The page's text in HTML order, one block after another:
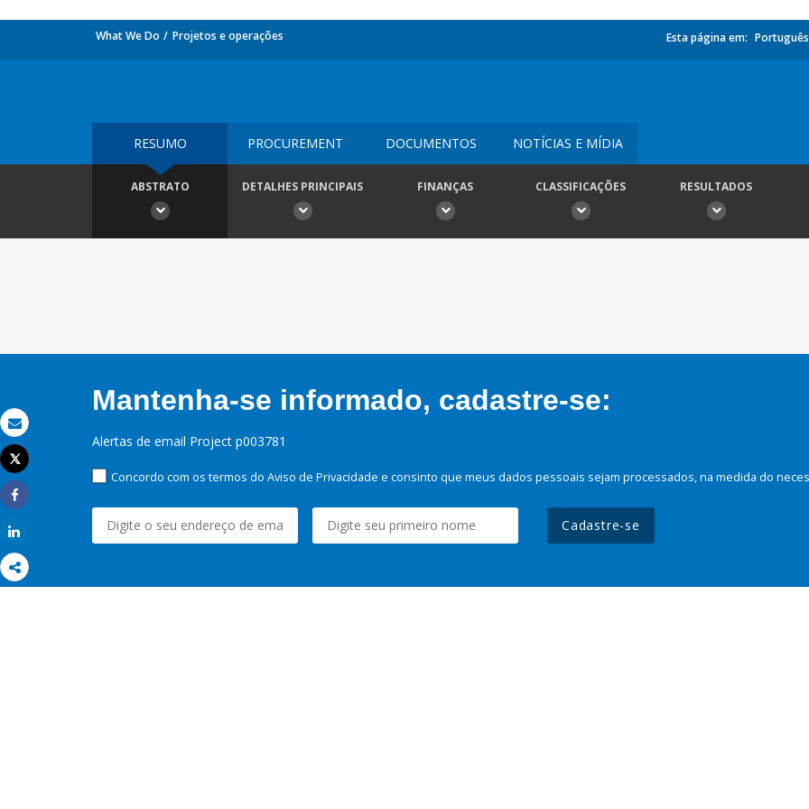
Email
Imprimir
Tweet
Share
What We Do Projetos e operações Esta página em: Português
RESUMO PROCUREMENT DOCUMENTOS NOTÍCIAS E MÍDIA
ABSTRATO DETALHES PRINCIPAIS FINANÇAS CLASSIFICAÇÕES RESULTADOS
Mantenha-se informado, cadastre-se:
Alertas de email Project p003781
Concordo com os termos do Aviso de Privacidade e consinto que meus dados pessoais sejam processados, na medida do
Cadastre-se